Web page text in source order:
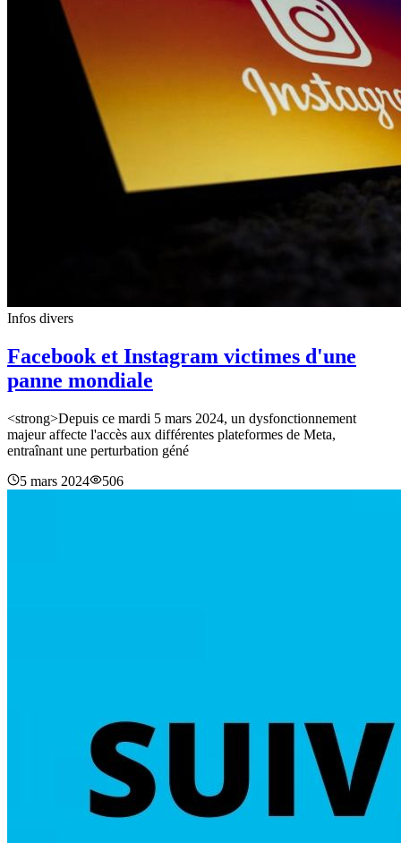
Infos divers
Facebook et Instagram victimes d'une
panne mondiale
<strong>Depuis ce mardi 5 mars 2024, un dysfonctionnement
majeur affecte l'accès aux différentes plateformes de Meta,
entraînant une perturbation géné
5 mars 2024
506